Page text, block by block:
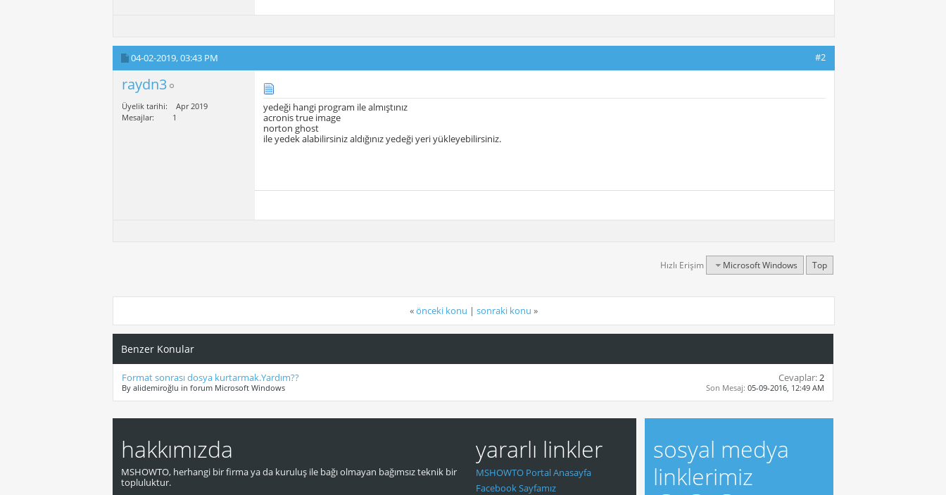
04-02-2019,03:43 PM #2
raydn3
Üyelik tarihi
Apr 2019
Mesajlar
1
yedeği hangi program ile almıştınız
acronis true image
norton ghost
ile yedek alabilirsiniz aldığınız yedeği yeri yükleyebilirsiniz.
Hızlı Erişim Microsoft Windows Top
«önceki konu | sonraki konu »
Benzer Konular
Format sonrası dosya kurtarmak.Yardım??
By alidemiroğlu in forum Microsoft Windows
Cevaplar:2
Son Mesaj: 05-09-2016, 12:49 AM
hakkımızda
MSHOWTO, herhangi bir firma ya da kuruluş ile bağı olmayan bağımsız teknik bir
topluluktur.
yararlı linkler
MSHOWTO Portal Anasayfa
Facebook Sayfamız
sosyal medya
linklerimiz